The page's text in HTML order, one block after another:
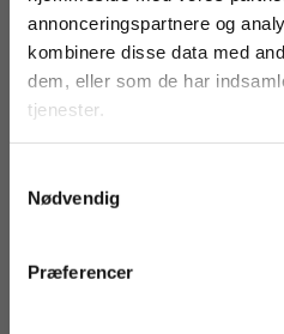
annonceringspartnere og
kombinere disse data med
dem, eller som de har
tjenester.
Nødvendig
Præferencer
Tips og tricks (kun
Tegningslære 3D –
tømrerfagets webBogpakke.
For privatkunder og
studerende. Du får
vist priser inkl.